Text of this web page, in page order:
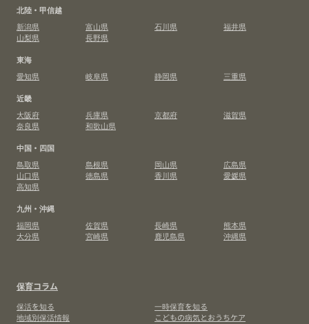
北陸・甲信越
新潟県
富山県 石川県
福井県
山梨県
長野県
東海
愛知県
岐阜県 静岡県
三重県
近畿
大阪府
兵庫県 京都府
滋賀県
奈良県
和歌山県
中国・四国
鳥取県
島根県 岡山県
広島県
山口県
徳島県 香川県
愛媛県
高知県
九州・沖縄
福岡県
佐賀県 長崎県
熊本県
大分県
宮崎県 鹿児島県 沖縄県
保育コラム
保活を知る
一時保育を知る
地域別保活情報
こどもの病気とおうちケア